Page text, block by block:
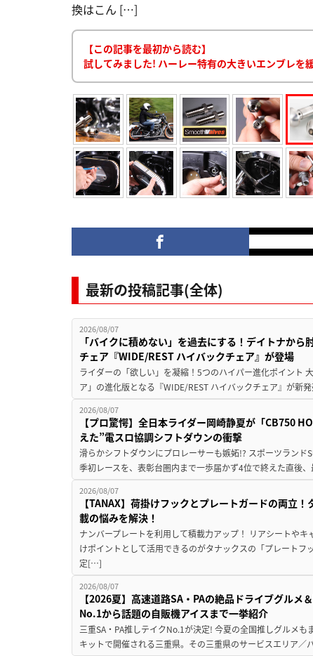
換はこん […]
【この記事を最初から読む】
試してみました! ハーレー特有の大きいエンブレを
最新の投稿記事(全体)
2026/08/07
「バイクに積めない」を過去にする！デイトナか
チェア『WIDE/REST ハイバックチェア』が登場
ライダーの「欲しい」を凝縮！5つのハイパー進化ポイント
ア」の進化版となる『WIDE/REST ハイバックチェア』が新
2026/08/07
【プロ驚愕】全日本ライダー岡崎静夏が「CB750
えた”電スロ協調シフトダウンの衝撃
滑らかシフトダウンにプロレーサーも嫉妬!? スポーツランド
季初レースを、表彰台圏内まで一歩届かず4位で終えた直後
2026/08/07
【TANAX】荷掛けフックとプレートガードの両立
載の悩みを解決！
ナンバープレートを利用して積載力アップ！ リアシートや
けポイントとして活用できるのがタナックスの「プレートフ
定[…]
2026/08/07
【2026夏】高速道路SA・PAの絶品ドライブグルメ
No.1から話題の自販機アイスまで一挙紹介
三重SA・PA推しテイクNo.1が決定! 今夏の全国推しグルメ
キットで開催される三重県。その三重県のサービスエリア